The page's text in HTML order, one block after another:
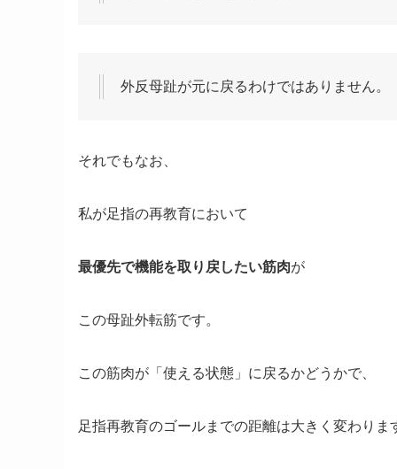
外反母趾が元に戻るわけではありません。
それでもなお、
私が足指の再教育において
最優先で機能を取り戻したい筋肉が
この母趾外転筋です。
この筋肉が「使える状態」に戻るかどうかで、
足指再教育のゴールまでの距離は大きく変わりま